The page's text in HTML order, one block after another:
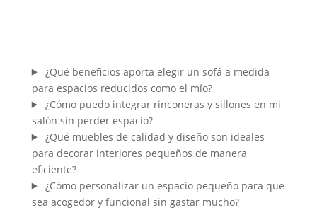
¿Qué beneficios aporta elegir un sofá a medida
para espacios reducidos como el mío?
¿Cómo puedo integrar rinconeras y sillones en mi
salón sin perder espacio?
¿Qué muebles de calidad y diseño son ideales
para decorar interiores pequeños de manera
eficiente?
¿Cómo personalizar un espacio pequeño para que
sea acogedor y funcional sin gastar mucho?